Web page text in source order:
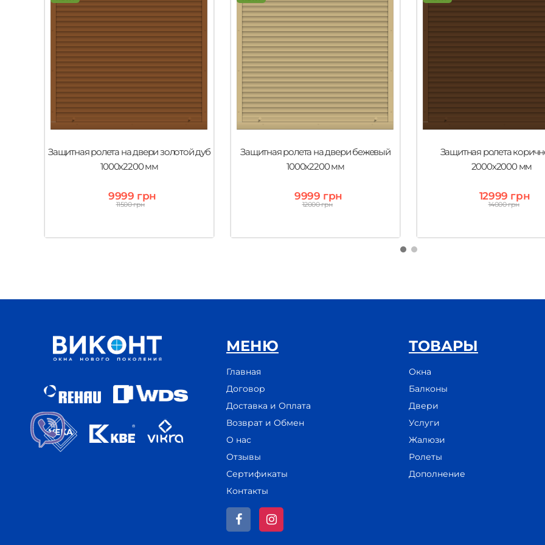
Защитная ролета на двери золотой дуб
1000х2200 мм
9999 грн
11500 грн
Защитная ролета на двери бежевый
1000х2200 мм
9999 грн
12000 грн
Защитная ролета
2000х2000 мм
12999 грн
14000 грн
МЕНЮ
Главная
Договор
Доставка и Оплата
Возврат и Обмен
О нас
Отзывы
Сертификаты
Контакты
ТОВАРЫ
Окна
Балконы
Двери
Услуги
Жалюзи
Ролеты
Дополнение